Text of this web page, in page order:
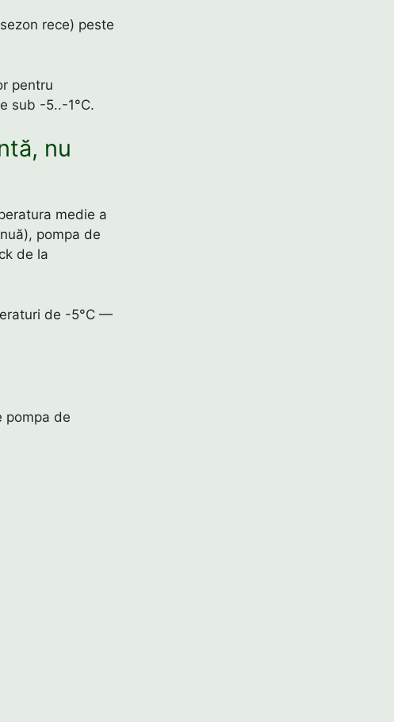
rece) peste
pentru
sub -5..-1°C.
nu
medie a
pompa de
de la
de -5°C —
pompa de